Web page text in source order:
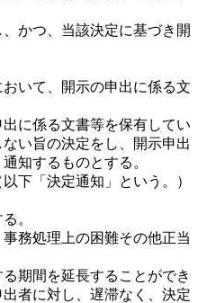
かつ、当該決定に基づき開
いて、開示の申出に係る文
に係る文書等を保有してい
い旨の決定をし、開示申出
知するものとする。
下「決定通知」という。）
。
務処理上の困難その他正当
期間を延長することができ
者に対し、遅滞なく、決定